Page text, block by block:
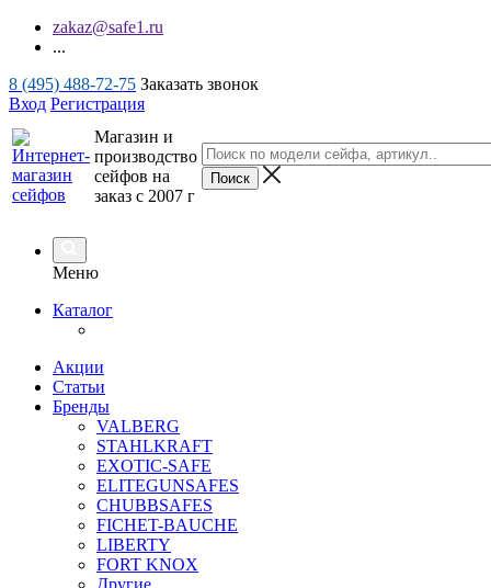
zakaz@safe1.ru
...
8 (495) 488-72-75 Заказать звонок
Вход Регистрация
Магазин и
производство
сейфов на
заказ с 2007 г
Меню
Каталог
Акции
Статьи
Бренды
VALBERG
STAHLKRAFT
EXOTIC-SAFE
ELITEGUNSAFES
CHUBBSAFES
FICHET-BAUCHE
LIBERTY
FORT KNOX
Другие